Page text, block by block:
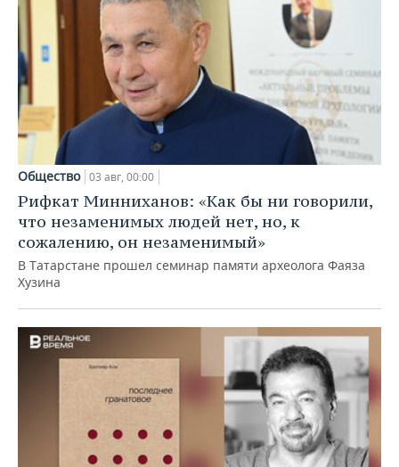
Общество 03 авг, 00:00
Рифкат Минниханов: «Как бы ни говорили,
что незаменимых людей нет, но, к
сожалению, он незаменимый»
В Татарстане прошел семинар памяти археолога Фаяза
Хузина